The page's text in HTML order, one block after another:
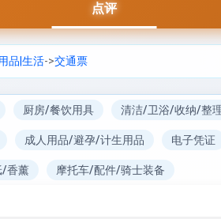
点评
品|生活->交通票
厨房/餐饮用具 清洁/卫浴/收纳/整
成人用品/避孕/计生用品 电子凭证
/香薰 摩托车/配件/骑士装备